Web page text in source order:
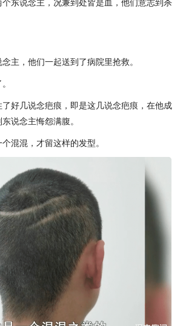
东说念主，况兼到处皆是血，他们意志到杀
主，他们一起送到了病院里抢救。
好几说念疤痕，即是这几说念疤痕，在他成
说念主悔怨满腹。
混混，才留这样的发型。